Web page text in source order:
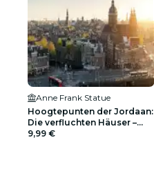
Anne Frank Statue
Hoogtepunten der Jordaan:
Die verfluchten Häuser –
Entdeckungsspiel
9,99 €